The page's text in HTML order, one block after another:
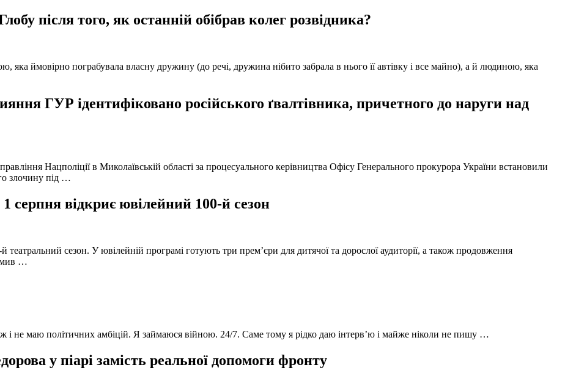
після того, як останній обібрав колег розвідника?
яка ймовірно пограбувала власну дружину (до речі, дружина нібито забрала в нього її автівку і все майно), а й людиною, яка
ГУР ідентифіковано російського ґвалтівника, причетного до наруги над
Нацполіції в Миколаївській області за процесуального керівництва Офісу Генерального прокурора України встановили
злочину під …
серпня відкриє ювілейний 100-й сезон
сезон. У ювілейній програмі готують три прем’єри для дитячої та дорослої аудиторії, а також продовження
…
і не маю політичних амбіцій. Я займаюся війною. 24/7. Саме тому я рідко даю інтерв’ю і майже ніколи не пишу …
у піарі замість реальної допомоги фронту